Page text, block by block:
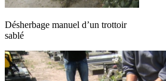
Désherbage manuel d’un trottoir
sablé